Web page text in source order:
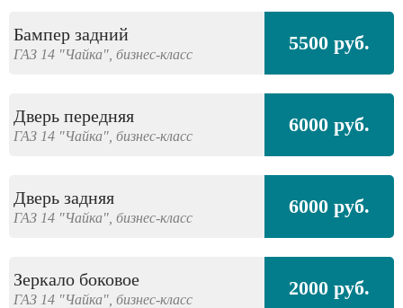
Бампер задний
ГАЗ 14 "Чайка", бизнес-класс 5500 руб.
Дверь передняя
ГАЗ 14 "Чайка", бизнес-класс 6000 руб.
Дверь задняя
ГАЗ 14 "Чайка", бизнес-класс 6000 руб.
Зеркало боковое
ГАЗ 14 "Чайка", бизнес-класс 2000 руб.